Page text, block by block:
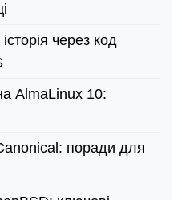
через код
AlmaLinux 10:
поради для